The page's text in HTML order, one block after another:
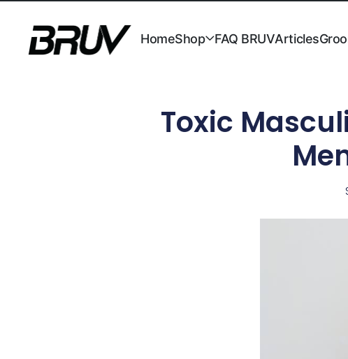
HomeShop FAQ BRUVArticles
Toxic